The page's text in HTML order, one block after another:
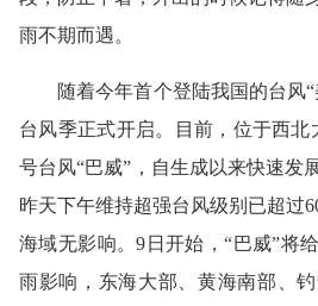
雨不期而遇。
随着今年首个登陆我国的台风“
台风季正式开启。目前，位于西
号台风“巴威”，自生成以来快速发
昨天下午维持超强台风级别已超过
海域无影响。9日开始，“巴威”将
雨影响，东海大部、黄海南部、